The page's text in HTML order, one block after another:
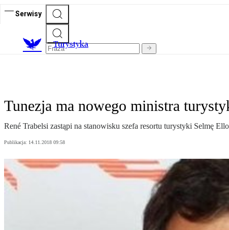
Serwisy
Turystyka
Tunezja ma nowego ministra
René Trabelsi zastąpi na stanowisku szefa resortu turystyki Selmę
Publikacja: 14.11.2018 09:58